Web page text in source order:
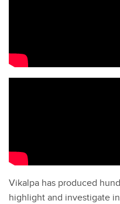
Vikalpa has produced
highlight and investigate